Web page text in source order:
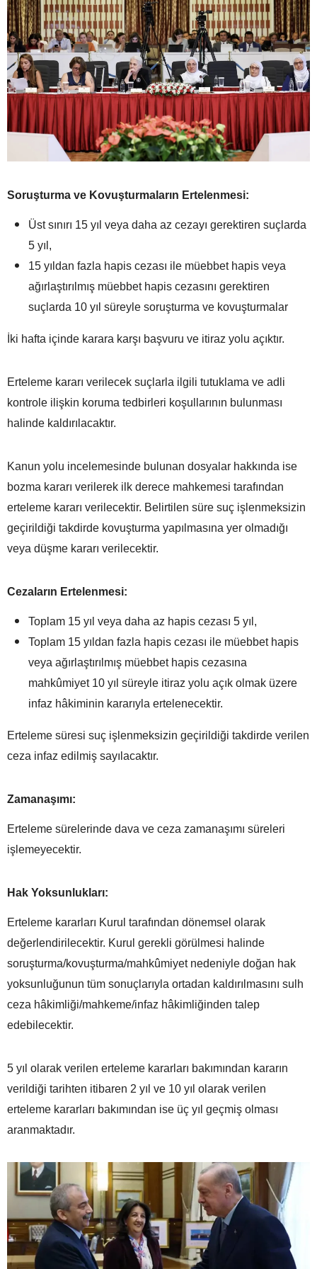
Soruşturma ve Kovuşturmaların Ertelenmesi:
Üst sınırı 15 yıl veya daha az cezayı gerektiren suçlarda
5 yıl,
15 yıldan fazla hapis cezası ile müebbet hapis veya
ağırlaştırılmış müebbet hapis cezasını gerektiren
suçlarda 10 yıl süreyle soruşturma ve kovuşturmalar
İki hafta içinde karara karşı başvuru ve itiraz yolu açıktır.
Erteleme kararı verilecek suçlarla ilgili tutuklama ve adli
kontrole ilişkin koruma tedbirleri koşullarının bulunması
halinde kaldırılacaktır.
Kanun yolu incelemesinde bulunan dosyalar hakkında ise
bozma kararı verilerek ilk derece mahkemesi tarafından
erteleme kararı verilecektir. Belirtilen süre suç işlenmeksizin
geçirildiği takdirde kovuşturma yapılmasına yer olmadığı
veya düşme kararı verilecektir.
Cezaların Ertelenmesi:
Toplam 15 yıl veya daha az hapis cezası 5 yıl,
Toplam 15 yıldan fazla hapis cezası ile müebbet hapis
veya ağırlaştırılmış müebbet hapis cezasına
mahkûmiyet 10 yıl süreyle itiraz yolu açık olmak üzere
infaz hâkiminin kararıyla ertelenecektir.
Erteleme süresi suç işlenmeksizin geçirildiği takdirde verilen
ceza infaz edilmiş sayılacaktır.
Zamanaşımı:
Erteleme sürelerinde dava ve ceza zamanaşımı süreleri
işlemeyecektir.
Hak Yoksunlukları:
Erteleme kararları Kurul tarafından dönemsel olarak
değerlendirilecektir. Kurul gerekli görülmesi halinde
soruşturma/kovuşturma/mahkûmiyet nedeniyle doğan hak
yoksunluğunun tüm sonuçlarıyla ortadan kaldırılmasını sulh
ceza hâkimliği/mahkeme/infaz hâkimliğinden talep
edebilecektir.
5 yıl olarak verilen erteleme kararları bakımından kararın
verildiği tarihten itibaren 2 yıl ve 10 yıl olarak verilen
erteleme kararları bakımından ise üç yıl geçmiş olması
aranmaktadır.